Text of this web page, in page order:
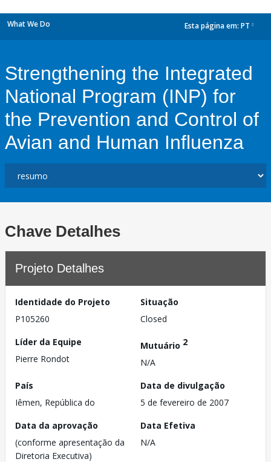
What We Do Esta página em: PT
Strengthening the Integrated
National Program (INP) for
the Prevention and Control of
Avian and Human Influenza
Chave Detalhes
Projeto Detalhes
Identidade do Projeto
P105260
Situação
Closed
Líder da Equipe
Pierre Rondot
Mutuário 2
N/A
País
Iêmen, República do
Data de divulgação
5 de fevereiro de 2007
Data da aprovação
(conforme apresentação da
Diretoria Executiva)
Data Efetiva
N/A